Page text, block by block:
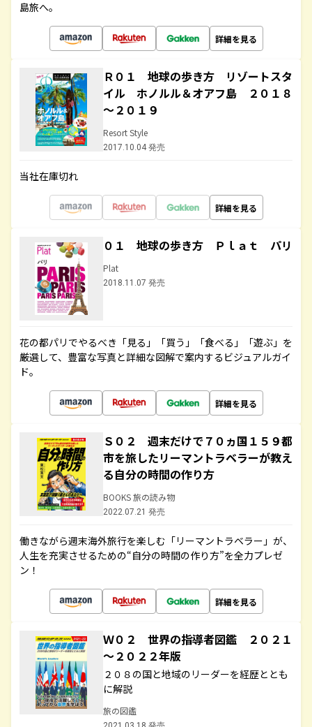
島旅へ。
詳細を見る
Ｒ０１ 地球の歩き方 リゾートスタ
イル ホノルル＆オアフ島 ２０１８
～２０１９
Resort Style
2017.10.04 発売
当社在庫切れ
詳細を見る
０１ 地球の歩き方 Ｐｌａｔ パリ
Plat
2018.11.07 発売
花の都パリでやるべき「見る」「買う」「食べる」「遊ぶ」を
厳選して、豊富な写真と詳細な図解で案内するビジュアルガイ
ド。
詳細を見る
Ｓ０２ 週末だけで７０ヵ国１５９都
市を旅したリーマントラベラーが教え
る自分の時間の作り方
BOOKS 旅の読み物
2022.07.21 発売
働きながら週末海外旅行を楽しむ「リーマントラベラー」が、
人生を充実させるための“自分の時間の作り方”を全力プレゼ
ン！
詳細を見る
Ｗ０２ 世界の指導者図鑑 ２０２１
～２０２２年版
２０８の国と地域のリーダーを経歴ととも
に解説
旅の図鑑